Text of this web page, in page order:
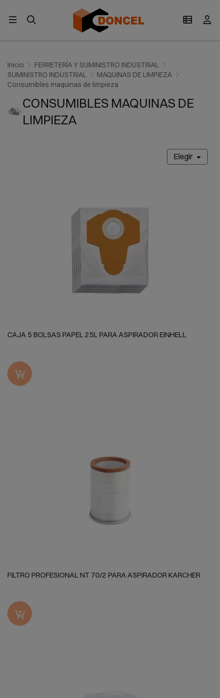
Inicio
FERRETERÍA Y SUMINISTRO INDUSTRIAL
SUMINISTRO INDUSTRIAL
MAQUINAS DE LIMPIEZA
Consumibles maquinas de limpieza
CONSUMIBLES MAQUINAS DE
LIMPIEZA
Elegir
CAJA 5 BOLSAS PAPEL 25L PARA ASPIRADOR EINHELL
FILTRO PROFESIONAL NT 70/2 PARA ASPIRADOR KARCHER